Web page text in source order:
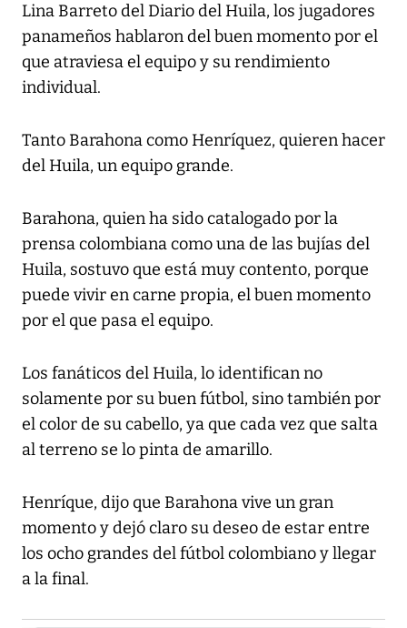
Lina Barreto del Diario del Huila, los jugadores
panameños hablaron del buen momento por el
que atraviesa el equipo y su rendimiento
individual.
Tanto Barahona como Henríquez, quieren hacer
del Huila, un equipo grande.
Barahona, quien ha sido catalogado por la
prensa colombiana como una de las bujías del
Huila, sostuvo que está muy contento, porque
puede vivir en carne propia, el buen momento
por el que pasa el equipo.
Los fanáticos del Huila, lo identifican no
solamente por su buen fútbol, sino también por
el color de su cabello, ya que cada vez que salta
al terreno se lo pinta de amarillo.
Henríque, dijo que Barahona vive un gran
momento y dejó claro su deseo de estar entre
los ocho grandes del fútbol colombiano y llegar
a la final.